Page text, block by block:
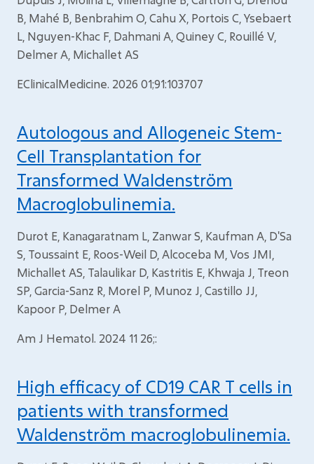
B, Mahé B, Benbrahim O, Cahu X, Portois C, Ysebaert
L, Nguyen-Khac F, Dahmani A, Quiney C, Rouillé V,
Delmer A, Michallet AS
EClinicalMedicine. 2026 01;91:103707
Autologous and Allogeneic Stem-
Cell Transplantation for
Transformed Waldenström
Macroglobulinemia.
Durot E, Kanagaratnam L, Zanwar S, Kaufman A, D'Sa
S, Toussaint E, Roos-Weil D, Alcoceba M, Vos JMI,
Michallet AS, Talaulikar D, Kastritis E, Khwaja J, Treon
SP, Garcia-Sanz R, Morel P, Munoz J, Castillo JJ,
Kapoor P, Delmer A
Am J Hematol. 2024 11 26;:
High efficacy of CD19 CAR T cells in
patients with transformed
Waldenström macroglobulinemia.